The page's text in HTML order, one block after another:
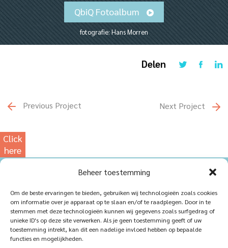
Beheer toestemming
Om de beste ervaringen te bieden, gebruiken wij technologieën zoals cookies
om informatie over je apparaat op te slaan en/of te raadplegen. Door in te
stemmen met deze technologieën kunnen wij gegevens zoals surfgedrag of
unieke ID's op deze site verwerken. Als je geen toestemming geeft of uw
toestemming intrekt, kan dit een nadelige invloed hebben op bepaalde
functies en mogelijkheden.
QbiQ Fotoalbum
fotografie: Hans Morren
Delen
Previous Project Next Project
Click
here
for
Home
Products
iQ Atelier
Sustainablility
Vacancies
Contact